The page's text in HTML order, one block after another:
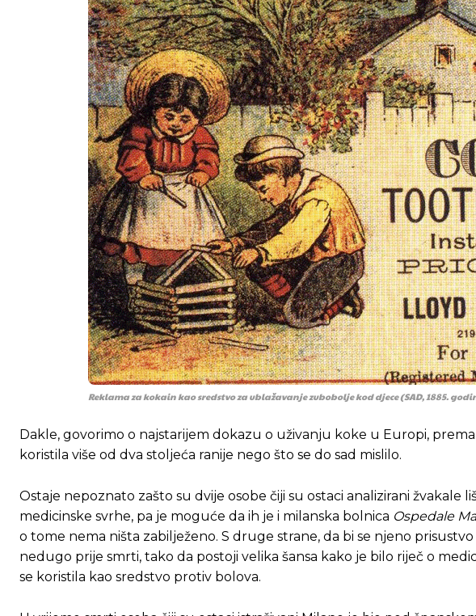
Reklama za kokain kao sredstvo za ublažavanje zubobolje kod djece (SAD, 1885.
Dakle, govorimo o najstarijem dokazu o uživanju koke u Europi,
koristila više od dva stoljeća ranije nego što se do sad mislilo.
Ostaje nepoznato zašto su dvije osobe čiji su ostaci analizirani žvakale
medicinske svrhe, pa je moguće da ih je i milanska bolnica Ospedale
o tome nema ništa zabilježeno. S druge strane, da bi se njeno
nedugo prije smrti, tako da postoji velika šansa kako je bilo riječ o
se koristila kao sredstvo protiv bolova.